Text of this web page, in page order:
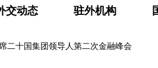
交动态 驻外机构
二十国集团领导人第二次金融峰会